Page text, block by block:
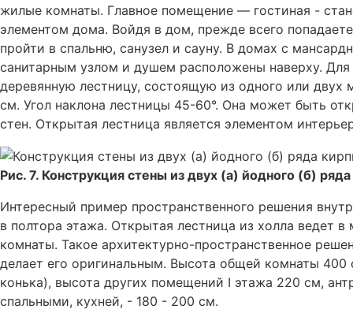
жилые комнаты. Главное помещение — гостиная -
элементом дома. Войдя в дом, прежде всего
пройти в спальню, санузел и сауну. В домах с
санитарным узлом и душем расположены наверху.
деревянную лестницу, состоящую из одного или
см. Угол наклона лестницы 45-60°. Она может быть
стен. Открытая лестница является элементом
Рис. 7. Конструкция стены из двух (а) йодного (б)
Интересный пример пространственного решения
в полтора этажа. Открытая лестница из холла ведет
комнаты. Такое архитектурно-пространственное
делает его оригинальным. Высота общей комнаты
конька), высота других помещений I этажа 220 см,
спальными, кухней, - 180 - 200 см.